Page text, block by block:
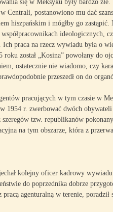
się w Meksyku były bardzo
Centrali, postanowiono mu dać
hiszpańskim i mógłby go
ideologicznych,
Ich praca na rzecz wywiadu była o
został „Kosina” powołany do
ostatecznie nie wiadomo, czy
przeszedł on do
pracujących w tym czasie w
w 1954 r. zwerbować dwóch
tzw. republikanów
na tym obszarze, która z
kolejny oficer kadrowy
do poprzednika dobrze
agenturalną w terenie, poradził